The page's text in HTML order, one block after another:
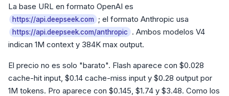
La base URL en formato OpenAI es
https://api.deepseek.com ; el formato Anthropic usa
https://api.deepseek.com/anthropic
. Ambos modelos V4
indican 1M context y 384K max output.
El precio no es solo "barato". Flash aparece con $0.028
cache-hit input, $0.14 cache-miss input y $0.28 output por
1M tokens. Pro aparece con $0.145, $1.74 y $3.48. Como los